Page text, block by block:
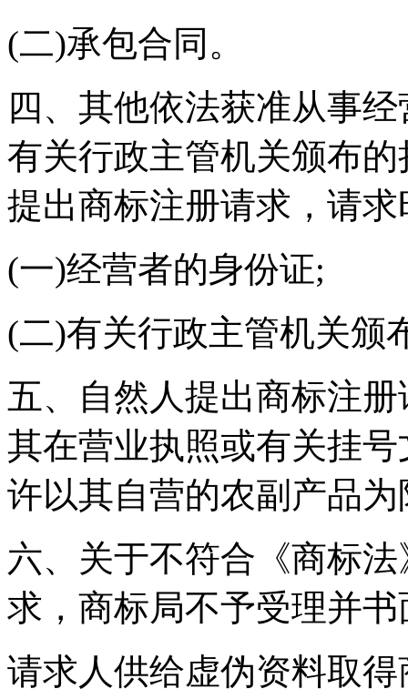
(二)承包合同。
四、其他依法获准从事
有关行政主管机关颁布
提出商标注册请求，请
(一)经营者的身份证;
(二)有关行政主管机关颁
五、自然人提出商标注
其在营业执照或有关挂
许以其自营的农副产品为
六、关于不符合《商标
求，商标局不予受理并
请求人供给虚伪资料取